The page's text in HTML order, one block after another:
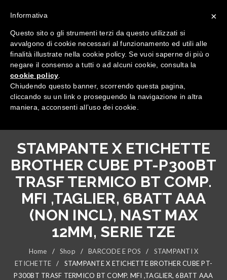
Tutte le categorie
STAMPANTE X ETICHETTE
BROTHER CUBE PT-P300BT
TRASF TERMICO BT COMP.
MFI ,TAGLIER, 6BATT AAA
(NON INCL), NAST MAX
12MM, SERIE TZE
Home / Shop / BARCODE E POS /
STAMPANTI X
ETICHETTE
/
STAMPANTE X ETICHETTE BROTHER CUBE PT-
P300BT TRASF TERMICO BT COMP. MFI ,TAGLIER, 6BATT AAA
×
Informativa
Questo sito o gli strumenti terzi da questo utilizzati si
avvalgono di cookie necessari al funzionamento ed utili alle
finalità illustrate nella cookie policy. Se vuoi saperne di più o
negare il consenso a tutti o ad alcuni cookie, consulta la
cookie policy
Chiudendo questo banner, scorrendo questa pagina,
cliccando su un link o proseguendo la navigazione in altra
maniera, acconsenti all’uso dei cookie.